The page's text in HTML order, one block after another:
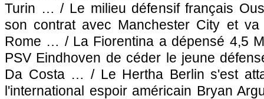
Turin … / Le milieu défensif français
son contrat avec Manchester City et
Rome … / La Fiorentina a dépensé 4,5
PSV Eindhoven de céder le jeune
Da Costa … / Le Hertha Berlin s'est
l'international espoir américain Bryan